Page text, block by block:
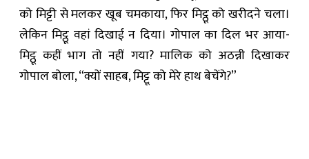
को मिट्टी से मलकर खूब चमकाया, फिर मिट्ठू को खरीदने चला।
लेकिन मिट्ठू वहां दिखाई न दिया। गोपाल का दिल भर आया-
मिट्ठू कहीं भाग तो नहीं गया? मालिक को अठन्नी दिखाकर
गोपाल बोला, “क्यों साहब, मिट्टू को मेरे हाथ बेचेंगे?”